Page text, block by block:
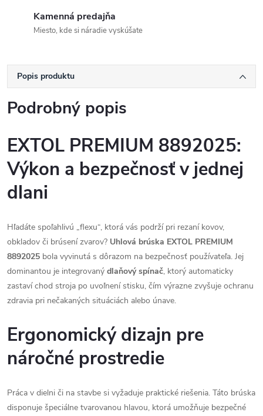
Kamenná predajňa
Miesto, kde si náradie vyskúšate
Popis produktu
Podrobný popis
EXTOL PREMIUM 8892025:
Výkon a bezpečnosť v jednej
dlani
Hľadáte spoľahlivú „flexu“, ktorá vás podrží pri rezaní kovov,
obkladov či brúsení zvarov? Uhlová brúska EXTOL PREMIUM
8892025 bola vyvinutá s dôrazom na bezpečnosť používateľa. Jej
dominantou je integrovaný dlaňový spínač, ktorý automaticky
zastaví chod stroja po uvoľnení stisku, čím výrazne zvyšuje ochranu
zdravia pri nečakaných situáciách alebo únave.
Ergonomický dizajn pre
náročné prostredie
Práca v dielni či na stavbe si vyžaduje praktické riešenia. Táto brúska
disponuje špeciálne tvarovanou hlavou, ktorá umožňuje bezpečné